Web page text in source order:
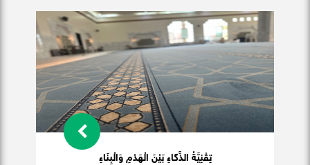
تِقْنِيَّةُ الذَّكَاءِ بَيْنَ الْهَدْمِ وَالْبِنَاءِ